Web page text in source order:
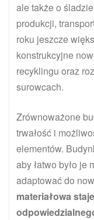
ale także o
produkcji,
roku jeszcze
konstrukcyjne
recyklingu oraz
surowcach.
Zrównoważone
trwałość i
elementów.
aby łatwo było je
adaptować do
materiałowa